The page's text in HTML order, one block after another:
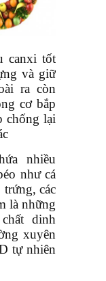
canxi tốt
và giữ
ra còn
cơ bắp
chống lại
nhiều
như cá
các
là những
dinh
xuyên
tự nhiên